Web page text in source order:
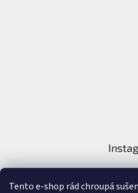
Tento e-shop rád chroupá